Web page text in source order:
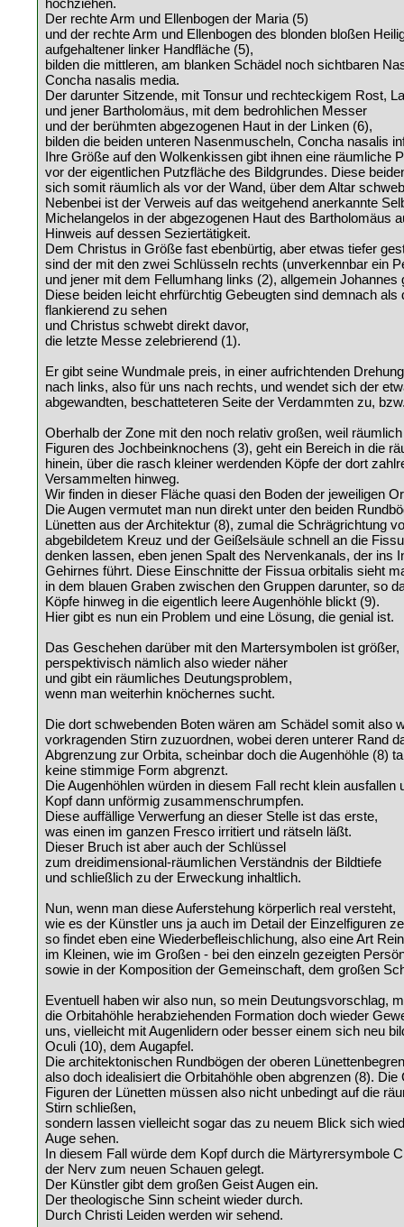
hochziehen.
Der rechte Arm und Ellenbogen der Maria (5)
und der rechte Arm und Ellenbogen des blonden bloßen
aufgehaltener linker Handfläche (5),
bilden die mittleren, am blanken Schädel noch sichtbaren
Concha nasalis media.
Der darunter Sitzende, mit Tonsur und rechteckigem Rost,
und jener Bartholomäus, mit dem bedrohlichen Messer
und der berühmten abgezogenen Haut in der Linken (6),
bilden die beiden unteren Nasenmuscheln, Concha nasalis
Ihre Größe auf den Wolkenkissen gibt ihnen eine räumliche
vor der eigentlichen Putzfläche des Bildgrundes. Diese
sich somit räumlich als vor der Wand, über dem Altar
Nebenbei ist der Verweis auf das weitgehend anerkannte
Michelangelos in der abgezogenen Haut des Bartholomäus
Hinweis auf dessen Seziertätigkeit.
Dem Christus in Größe fast ebenbürtig, aber etwas tiefer
sind der mit den zwei Schlüsseln rechts (unverkennbar ein
und jener mit dem Fellumhang links (2), allgemein Johannes
Diese beiden leicht ehrfürchtig Gebeugten sind demnach als
flankierend zu sehen
und Christus schwebt direkt davor,
die letzte Messe zelebrierend (1).
Er gibt seine Wundmale preis, in einer aufrichtenden
nach links, also für uns nach rechts, und wendet sich der
abgewandten, beschatteteren Seite der Verdammten zu,
Oberhalb der Zone mit den noch relativ großen, weil
Figuren des Jochbeinknochens (3), geht ein Bereich in die
hinein, über die rasch kleiner werdenden Köpfe der dort
Versammelten hinweg.
Wir finden in dieser Fläche quasi den Boden der jeweiligen
Die Augen vermutet man nun direkt unter den beiden
Lünetten aus der Architektur (8), zumal die Schrägrichtung
abgebildetem Kreuz und der Geißelsäule schnell an die
denken lassen, eben jenen Spalt des Nervenkanals, der ins
Gehirnes führt. Diese Einschnitte der Fissua orbitalis sieht
in dem blauen Graben zwischen den Gruppen darunter, so
Köpfe hinweg in die eigentlich leere Augenhöhle blickt (9).
Hier gibt es nun ein Problem und eine Lösung, die genial ist.
Das Geschehen darüber mit den Martersymbolen ist größer,
perspektivisch nämlich also wieder näher
und gibt ein räumliches Deutungsproblem,
wenn man weiterhin knöchernes sucht.
Die dort schwebenden Boten wären am Schädel somit also
vorkragenden Stirn zuzuordnen, wobei deren unterer Rand
Abgrenzung zur Orbita, scheinbar doch die Augenhöhle (8)
keine stimmige Form abgrenzt.
Die Augenhöhlen würden in diesem Fall recht klein ausfallen
Kopf dann unförmig zusammenschrumpfen.
Diese auffällige Verwerfung an dieser Stelle ist das erste,
was einen im ganzen Fresco irritiert und rätseln läßt.
Dieser Bruch ist aber auch der Schlüssel
zum dreidimensional-räumlichen Verständnis der Bildtiefe
und schließlich zu der Erweckung inhaltlich.
Nun, wenn man diese Auferstehung körperlich real versteht,
wie es der Künstler uns ja auch im Detail der Einzelfiguren
so findet eben eine Wiederbefleischlichung, also eine Art
im Kleinen, wie im Großen - bei den einzeln gezeigten
sowie in der Komposition der Gemeinschaft, dem großen
Eventuell haben wir also nun, so mein Deutungsvorschlag,
die Orbitahöhle herabziehenden Formation doch wieder
uns, vielleicht mit Augenlidern oder besser einem sich neu
Oculi (10), dem Augapfel.
Die architektonischen Rundbögen der oberen
also doch idealisiert die Orbitahöhle oben abgrenzen (8). Die
Figuren der Lünetten müssen also nicht unbedingt auf die
Stirn schließen,
sondern lassen vielleicht sogar das zu neuem Blick sich
Auge sehen.
In diesem Fall würde dem Kopf durch die Märtyrersymbole
der Nerv zum neuen Schauen gelegt.
Der Künstler gibt dem großen Geist Augen ein.
Der theologische Sinn scheint wieder durch.
Durch Christi Leiden werden wir sehend.